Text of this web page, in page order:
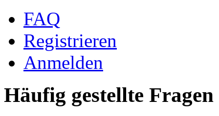
FAQ
Registrieren
Anmelden
Häufig gestellte Fragen